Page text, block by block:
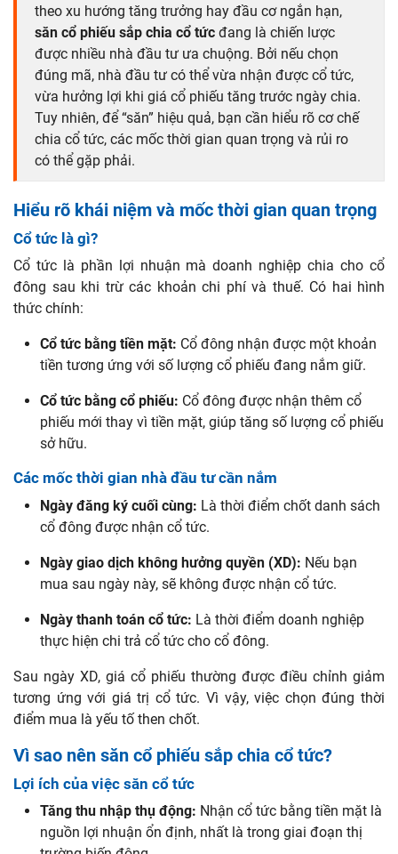
theo xu hướng tăng trưởng hay đầu cơ ngắn hạn,
săn cổ phiếu sắp chia cổ tức đang là chiến lược
được nhiều nhà đầu tư ưa chuộng. Bởi nếu chọn
đúng mã, nhà đầu tư có thể vừa nhận được cổ tức,
vừa hưởng lợi khi giá cổ phiếu tăng trước ngày chia.
Tuy nhiên, để “săn” hiệu quả, bạn cần hiểu rõ cơ chế
chia cổ tức, các mốc thời gian quan trọng và rủi ro
có thể gặp phải.
Hiểu rõ khái niệm và mốc thời gian quan trọng
Cổ tức là gì?
Cổ tức là phần lợi nhuận mà doanh nghiệp chia cho cổ
đông sau khi trừ các khoản chi phí và thuế. Có hai hình
thức chính:
Cổ tức bằng tiền mặt: Cổ đông nhận được một khoản
tiền tương ứng với số lượng cổ phiếu đang nắm giữ.
Cổ tức bằng cổ phiếu: Cổ đông được nhận thêm cổ
phiếu mới thay vì tiền mặt, giúp tăng số lượng cổ phiếu
sở hữu.
Các mốc thời gian nhà đầu tư cần nắm
Ngày đăng ký cuối cùng: Là thời điểm chốt danh sách
cổ đông được nhận cổ tức.
Ngày giao dịch không hưởng quyền (XD): Nếu bạn
mua sau ngày này, sẽ không được nhận cổ tức.
Ngày thanh toán cổ tức: Là thời điểm doanh nghiệp
thực hiện chi trả cổ tức cho cổ đông.
Sau ngày XD, giá cổ phiếu thường được điều chỉnh giảm
tương ứng với giá trị cổ tức. Vì vậy, việc chọn đúng thời
điểm mua là yếu tố then chốt.
Vì sao nên săn cổ phiếu sắp chia cổ tức?
Lợi ích của việc săn cổ tức
Tăng thu nhập thụ động: Nhận cổ tức bằng tiền mặt là
nguồn lợi nhuận ổn định, nhất là trong giai đoạn thị